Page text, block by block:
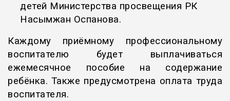
детей Министерства просвещения РК
Насымжан Оспанова.
Каждому приёмному профессиональному
воспитателю будет выплачиваться
ежемесячное пособие на содержание
ребёнка. Также предусмотрена оплата труда
воспитателя.